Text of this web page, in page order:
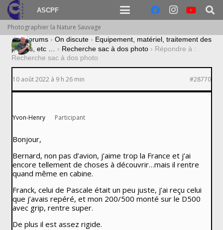
ASCPF
Photographier la Nature Sauvage
› Forums › On discute › Equipement, matériel, traitement des
photos, etc … › Recherche sac à dos photo › Répondre à :
Recherche sac à dos photo
10 août 2022 à 9 h 26 min #28770
Yvon-Henry Participant
Bonjour,
Bernard, non pas d’avion, j’aime trop la France et j’ai
encore tellement de choses à découvrir…mais il rentre
quand même en cabine.
Franck, celui de Pascale était un peu juste, j’ai reçu celui
que j’avais repéré, et mon 200/500 monté sur le D500
avec grip, rentre super.
De plus il est assez rigide.